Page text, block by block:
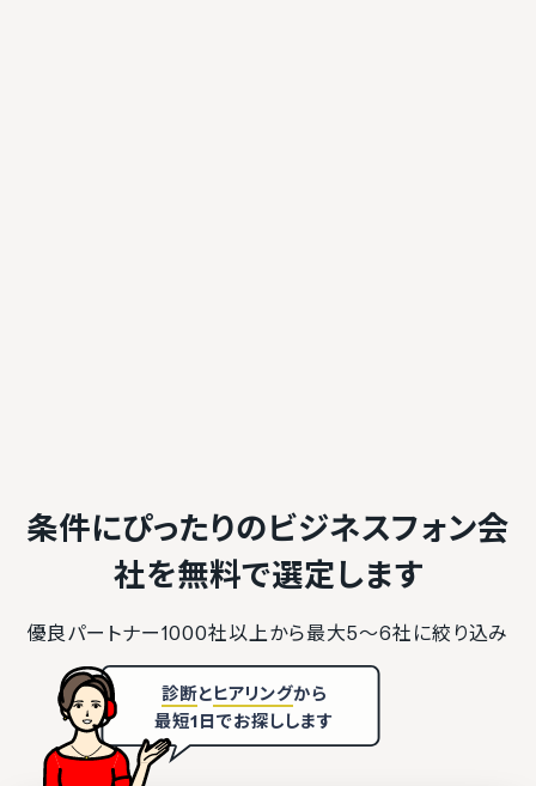
条件にぴったりのビジネスフォン会
社を無料で選定します
優良パートナー1000社以上から最大5〜6社に絞り込み
診断とヒアリングから
最短1日でお探しします